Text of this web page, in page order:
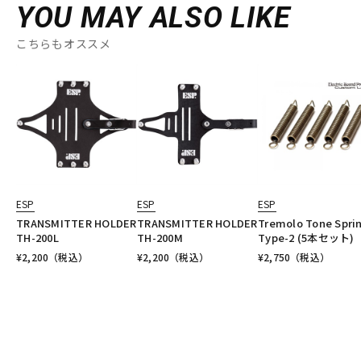
YOU MAY ALSO LIKE
こちらもオススメ
ESP
TRANSMITTER HOLDER
TH-200L
¥2,200 （税込）
ESP
TRANSMITTER HOLDER
TH-200M
¥2,200 （税込）
ESP
Tremolo Tone
Type-2 (5本セット)
¥2,750 （税込）